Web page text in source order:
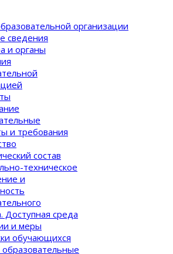
организации
сведения
и органы
и требования
состав
техническое
и
Доступная среда
и меры
обучающихся